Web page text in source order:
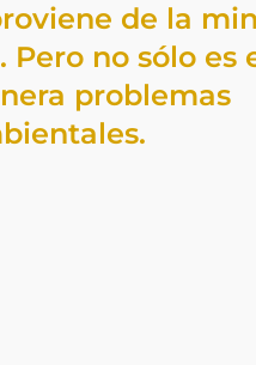
de la
Pero no sólo es
problemas